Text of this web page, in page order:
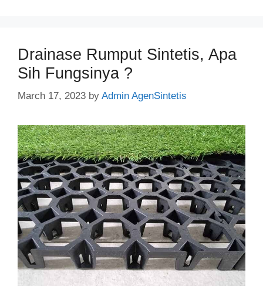
Drainase Rumput Sintetis, Apa
Sih Fungsinya ?
March 17, 2023 by Admin AgenSintetis